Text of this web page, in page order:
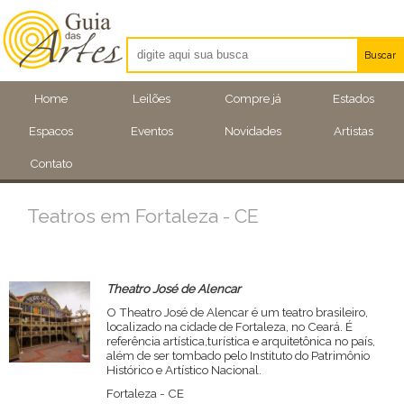
Home Leilões Compre já Estados
Espacos Eventos Novidades Artistas
Contato
Buscar
Artistas
Eventos
Teatros em Fortaleza - CE
Theatro José de Alencar
O Theatro José de Alencar é um teatro brasileiro,
localizado na cidade de Fortaleza, no Ceará. É
referência artística,turística e arquitetônica no país,
além de ser tombado pelo Instituto do Patrimônio
Histórico e Artístico Nacional.
Fortaleza - CE